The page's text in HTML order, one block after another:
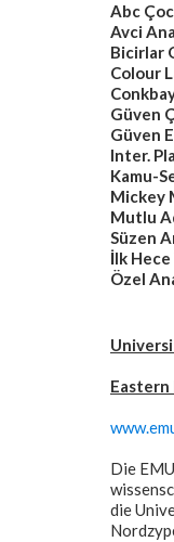
Abc
Avci
Bicirlar
Colour
Güven
Güven
Inter.
Kamu-
Mickey
Mutlu
Süzen
İlk Hece
Özel
Die
die